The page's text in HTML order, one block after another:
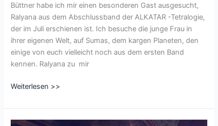
Büttner habe ich mir einen besonderen Gast ausgesucht,
Ralyana aus dem Abschlussband der ALKATAR -Tetralogie,
der im Juli erschienen ist. Ich besuche die junge Frau in
ihrer eigenen Welt, auf Sumas, dem kargen Planeten, den
einige von euch vielleicht noch aus dem ersten Band
kennen. Ralyana zu mir
CharacterofSeptember2021
1:
Bitte
Weiterlesen >>